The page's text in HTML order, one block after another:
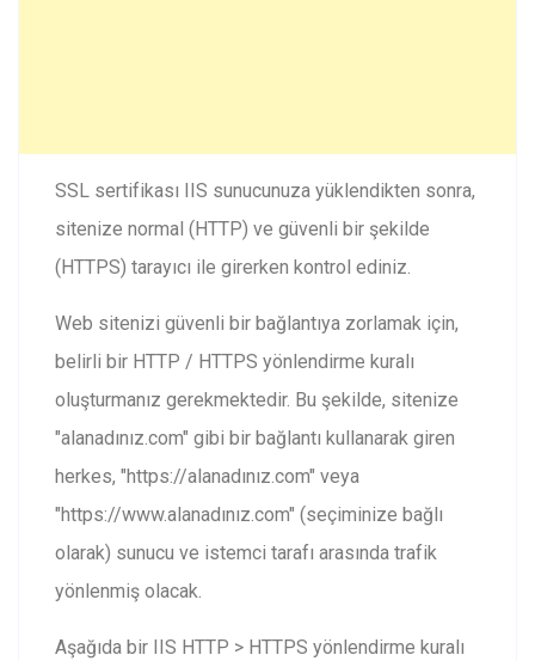
SSL sertifikası IIS sunucunuza yüklendikten sonra,
sitenize normal (HTTP) ve güvenli bir şekilde
(HTTPS) tarayıcı ile girerken kontrol ediniz.
Web sitenizi güvenli bir bağlantıya zorlamak için,
belirli bir HTTP / HTTPS yönlendirme kuralı
oluşturmanız gerekmektedir. Bu şekilde, sitenize
"alanadınız.com" gibi bir bağlantı kullanarak giren
herkes, "https://alanadınız.com" veya
"https://www.alanadınız.com" (seçiminize bağlı
olarak) sunucu ve istemci tarafı arasında trafik
yönlenmiş olacak.
Aşağıda bir IIS HTTP > HTTPS yönlendirme kuralı